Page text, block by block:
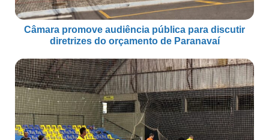
Câmara promove audiência pública para discutir
diretrizes do orçamento de Paranavaí